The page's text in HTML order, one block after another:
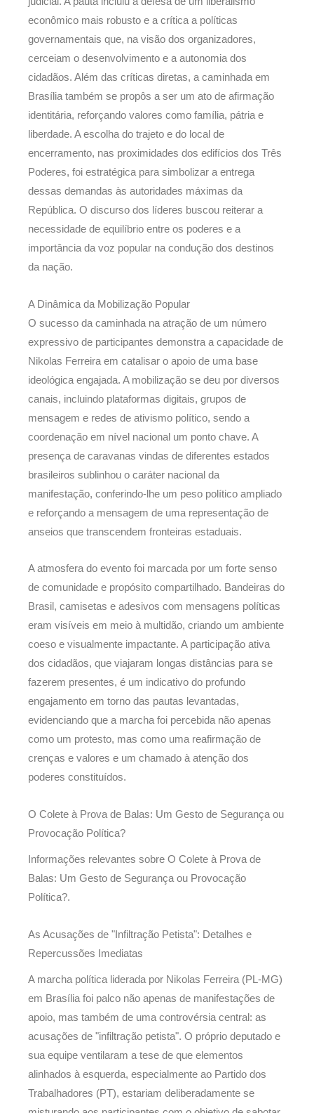
econômico mais robusto e a crítica a políticas
governamentais que, na visão dos organizadores,
cerceiam o desenvolvimento e a autonomia dos
cidadãos. Além das críticas diretas, a caminhada em
Brasília também se propôs a ser um ato de afirmação
identitária, reforçando valores como família, pátria e
liberdade. A escolha do trajeto e do local de
encerramento, nas proximidades dos edifícios dos Três
Poderes, foi estratégica para simbolizar a entrega
dessas demandas às autoridades máximas da
República. O discurso dos líderes buscou reiterar a
necessidade de equilíbrio entre os poderes e a
importância da voz popular na condução dos destinos
da nação.
A Dinâmica da Mobilização Popular
O sucesso da caminhada na atração de um número
expressivo de participantes demonstra a capacidade de
Nikolas Ferreira em catalisar o apoio de uma base
ideológica engajada. A mobilização se deu por diversos
canais, incluindo plataformas digitais, grupos de
mensagem e redes de ativismo político, sendo a
coordenação em nível nacional um ponto chave. A
presença de caravanas vindas de diferentes estados
brasileiros sublinhou o caráter nacional da
manifestação, conferindo-lhe um peso político ampliado
e reforçando a mensagem de uma representação de
anseios que transcendem fronteiras estaduais.
A atmosfera do evento foi marcada por um forte senso
de comunidade e propósito compartilhado. Bandeiras do
Brasil, camisetas e adesivos com mensagens políticas
eram visíveis em meio à multidão, criando um ambiente
coeso e visualmente impactante. A participação ativa
dos cidadãos, que viajaram longas distâncias para se
fazerem presentes, é um indicativo do profundo
engajamento em torno das pautas levantadas,
evidenciando que a marcha foi percebida não apenas
como um protesto, mas como uma reafirmação de
crenças e valores e um chamado à atenção dos
poderes constituídos.
O Colete à Prova de Balas: Um Gesto de Segurança ou
Provocação Política?
Informações relevantes sobre O Colete à Prova de
Balas: Um Gesto de Segurança ou Provocação
Política?.
As Acusações de "Infiltração Petista": Detalhes e
Repercussões Imediatas
A marcha política liderada por Nikolas Ferreira (PL-MG)
em Brasília foi palco não apenas de manifestações de
apoio, mas também de uma controvérsia central: as
acusações de "infiltração petista". O próprio deputado e
sua equipe ventilaram a tese de que elementos
alinhados à esquerda, especialmente ao Partido dos
Trabalhadores (PT), estariam deliberadamente se